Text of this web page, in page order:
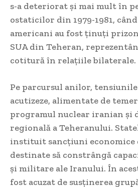
s-a deteriorat și mai mult în
ostaticilor din 1979-1981,
americani au fost ținuți
SUA din Teheran,
cotitură în relațiile bilaterale.
Pe parcursul anilor,
acutizeze, alimentate de
programul nuclear iranian și
regională a Teheranului.
instituit sancțiuni economice
destinate să constrângă
și militare ale Iranului. În
fost acuzat de susținerea